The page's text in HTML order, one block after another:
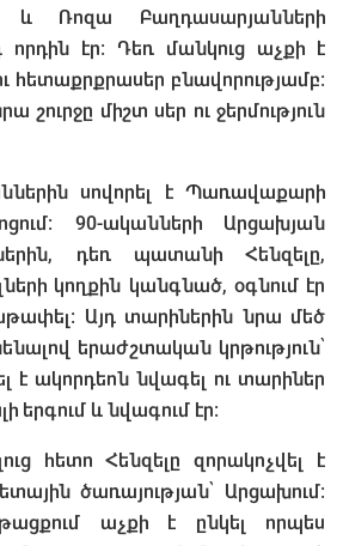
և Ռոզա Բաղդասարյանների
որդին էր։ Դեռ մանկուց աչքի է
հետաքրքրասեր բնավորությամբ։
շուրջը միշտ սեր ու ջերմություն
սովորել է Պառավաքարի
90-ականների Արցախյան
դեռ պատանի Հենզելը,
կողքին կանգնած, օգնում էր
Այդ տարիներին նրա մեծ
երաժշտական կրթություն՝
է ակորդեոն նվագել ու տարիներ
երգում և նվագում էր։
հետո Հենզելը զորակոչվել է
ծառայության՝ Արցախում։
աչքի է ընկել որպես